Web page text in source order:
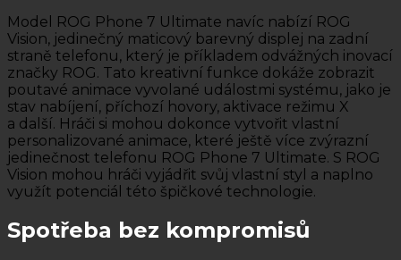
Model ROG Phone 7 Ultimate navíc nabízí ROG
Vision, jedinečný maticový barevný displej na zadní
straně telefonu, který je příkladem odvážných inovací
značky ROG. Tato kreativní funkce dokáže zobrazit
poutavé animace vyvolané událostmi systému, jako je
stav nabíjení, příchozí hovory, aktivace režimu X
a další. Hráči si mohou dokonce vytvořit vlastní
personalizované animace, které ještě více zvýrazní
jedinečnost telefonu ROG Phone 7 Ultimate. S ROG
Vision mohou hráči vyjádřit svůj vlastní styl a naplno
využít potenciál této špičkové technologie.
Spotřeba bez kompromisů